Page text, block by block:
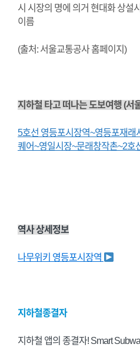
시 시장의 명에 의거 현대화 상설
이름
(출처: 서울교통공사 홈페이지)
지하철 타고 떠나는 도보여행 (서
5호선 영등포시장역~영등포재
퀘어~영일시장~문래창작촌~2호
역사 상세정보
나무위키 영등포시장역
지하철종결자
지하철 앱의 종결자! Smart